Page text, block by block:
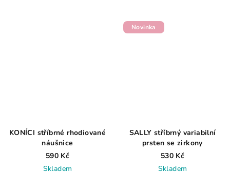
KONÍCI stříbrné rhodiované
náušnice
590 Kč
Skladem
Novinka
SALLY stříbrný variabilní
prsten se zirkony
530 Kč
Skladem